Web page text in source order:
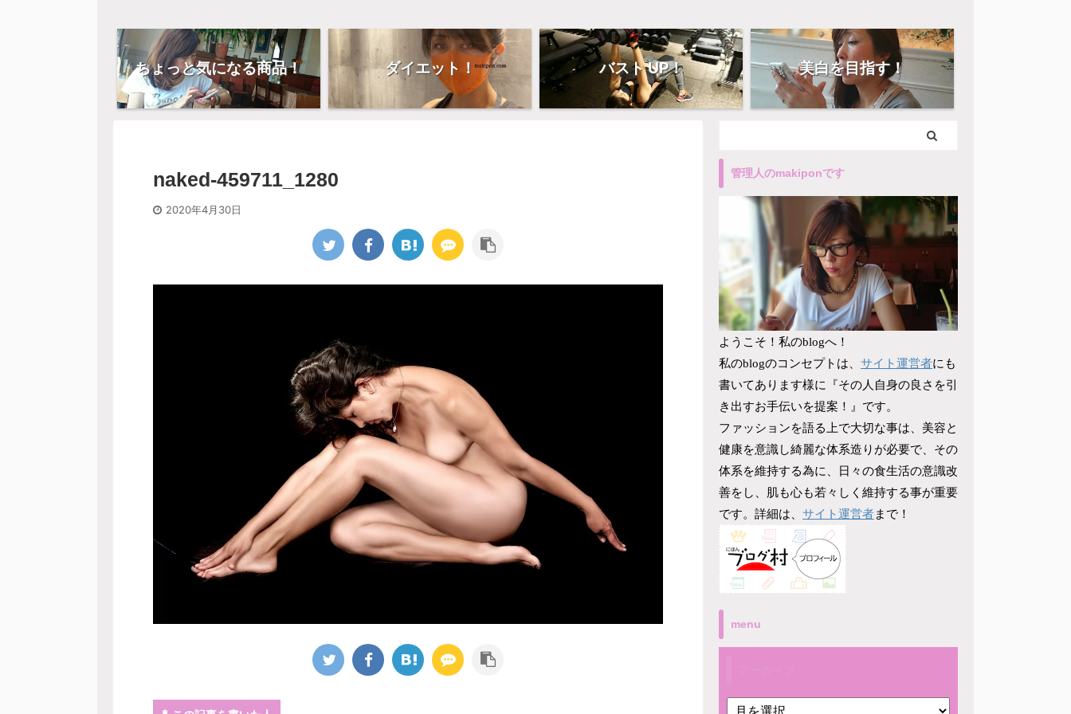
ちょっと気になる商品！ ダイエット！ バスト UP！ 美白を目指す！
naked-459711_1280
2020年4月30日
管理人のmakiponです
ようこそ！私のblogへ！
私のblogのコンセプトは、 サイト運営者にも
書いてあります様に『その人自身の良さを引
き出すお手伝いを提案！』です。
ファッションを語る上で大切な事は、美容と
健康を意識し綺麗な体系造りが必要で、その
体系を維持する為に、日々の食生活の意識改
善をし、肌も心も若々しく維持する事が重要
です。詳細は、 サイト運営者まで！
menu